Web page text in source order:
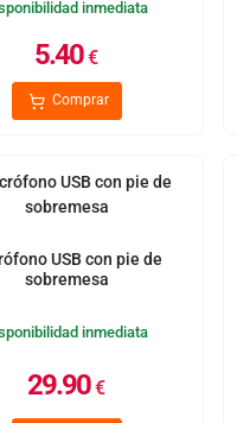
inmediata
5.40€
Comprar
USB con pie de
sobremesa
inmediata
29.90€